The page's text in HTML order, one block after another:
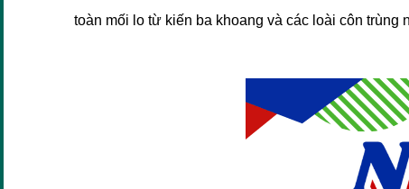
toàn mối lo từ kiến ba khoang và các loài côn trùng